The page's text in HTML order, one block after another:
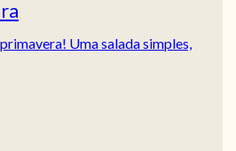
Uma salada simples,